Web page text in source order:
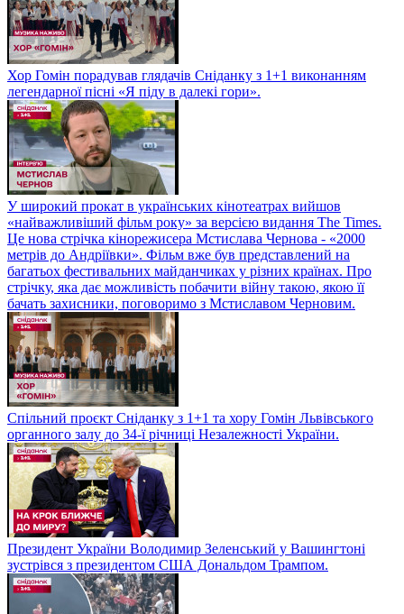
Хор Гомін порадував глядачів Сніданку з 1+1 виконанням
легендарної пісні «Я піду в далекі гори».
У широкий прокат в українських кінотеатрах вийшов
«найважливіший фільм року» за версією видання The Times.
Це нова стрічка кінорежисера Мстислава Чернова - «2000
метрів до Андріївки». Фільм вже був представлений на
багатьох фестивальних майданчиках у різних країнах. Про
стрічку, яка дає можливість побачити війну такою, якою її
бачать захисники, поговоримо з Мстиславом Черновим.
Спільний проєкт Сніданку з 1+1 та хору Гомін Львівського
органного залу до 34-ї річниці Незалежності України.
Президент України Володимир Зеленський у Вашингтоні
зустрівся з президентом США Дональдом Трампом.